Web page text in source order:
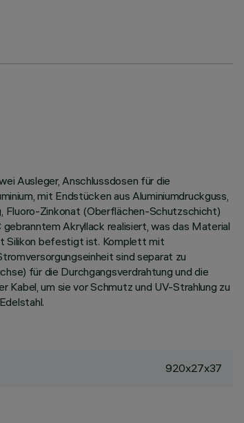
Ausleger, Anschlussdosen für die
mit Endstücken aus Aluminiumdruckguss,
Fluoro-Zinkonat (Oberflächen-Schutzschicht)
Akryllack realisiert, was das Material
Silikon befestigt ist. Komplett mit
sind separat zu
für die Durchgangsverdrahtung und die
um sie vor Schmutz und UV-Strahlung zu
920x27x37